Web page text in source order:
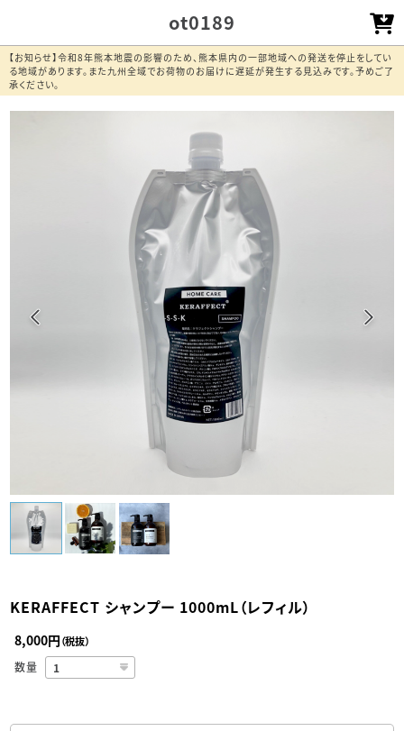
ot0189
【お知らせ】令和8年熊本地震の影響のため、熊本県内の一部地域への発送を停止をしてい
る地域があります。また九州全域でお荷物のお届けに遅延が発生する見込みです。予めご了
承ください。
KERAFFECT シャンプー 1000mL（レフィル）
8,000円（税抜）
数量